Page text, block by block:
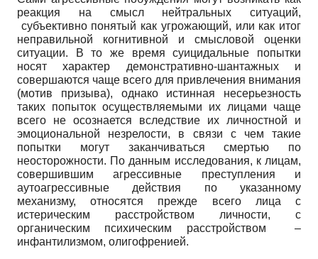
реакция на смысл нейтральных ситуаций,
субъективно понятый как угрожающий, или как итог
неправильной когнитивной и смысловой оценки
ситуации. В то же время суицидальные попытки
носят характер демонстративно-шантажных и
совершаются чаще всего для привлечения внимания
(мотив призыва), однако истинная несерьезность
таких попыток осуществляемыми их лицами чаще
всего не осознается вследствие их личностной и
эмоциональной незрелости, в связи с чем такие
попытки могут заканчиваться смертью по
неосторожности. По данным исследования, к лицам,
совершившим агрессивные преступления и
аутоагрессивные действия по указанному
механизму, относятся прежде всего лица с
истерическим расстройством личности, с
органическим психическим расстройством –
инфантилизмом, олигофренией.